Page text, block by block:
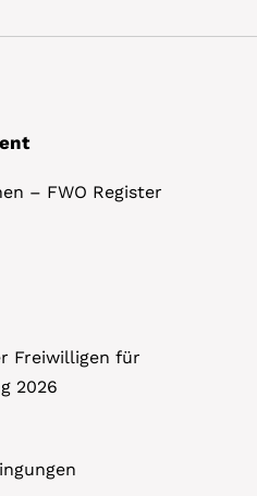
– FWO Register
Freiwilligen für
2026